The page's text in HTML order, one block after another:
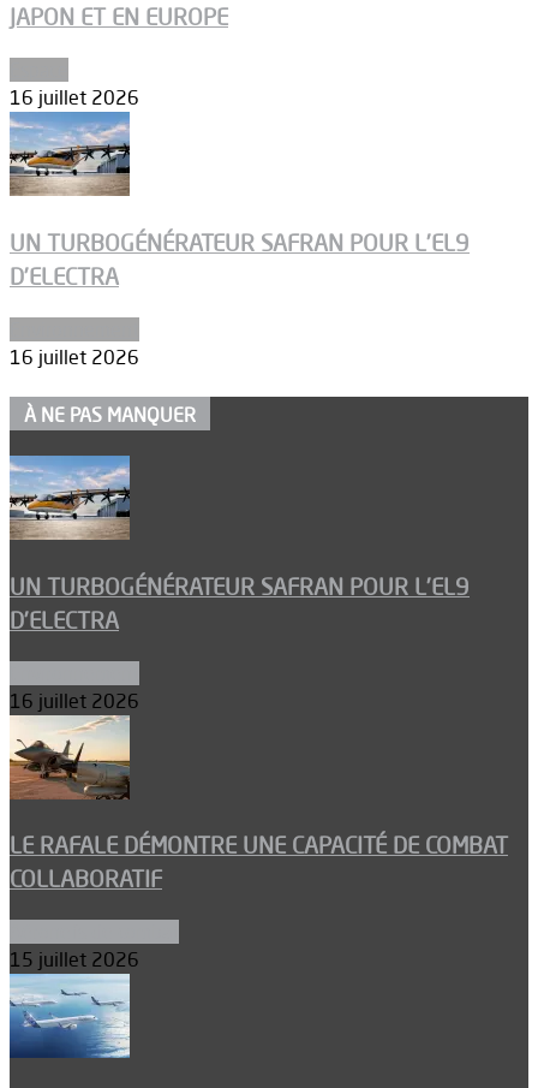
JAPON ET EN EUROPE
16 juillet 2026
UN TURBOGÉNÉRATEUR SAFRAN POUR L’EL9
D’ELECTRA
16 juillet 2026
À NE PAS MANQUER
UN TURBOGÉNÉRATEUR SAFRAN POUR L’EL9
D’ELECTRA
16 juillet 2026
LE RAFALE DÉMONTRE UNE CAPACITÉ DE COMBAT
COLLABORATIF
15 juillet 2026